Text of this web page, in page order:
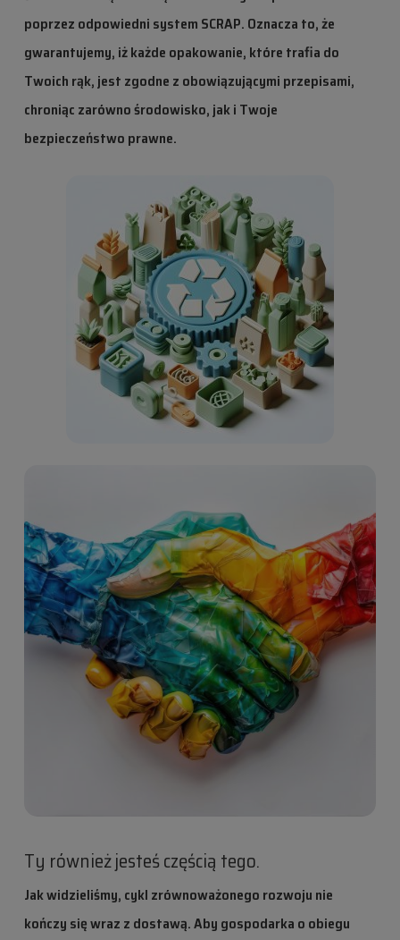
poprzez odpowiedni system SCRAP. Oznacza to, że
gwarantujemy, iż każde opakowanie, które trafia do
Twoich rąk, jest zgodne z obowiązującymi przepisami,
chroniąc zarówno środowisko, jak i Twoje
bezpieczeństwo prawne.
Ty również jesteś częścią tego.
Jak widzieliśmy, cykl zrównoważonego rozwoju nie
kończy się wraz z dostawą. Aby gospodarka o obiegu